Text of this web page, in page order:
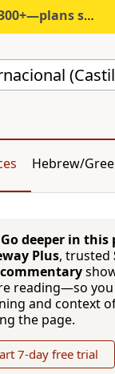
under $6/month.
Hebrew/
Go deeper in this
Plus, trusted
reading—so
and context
the page.
7-day free trial